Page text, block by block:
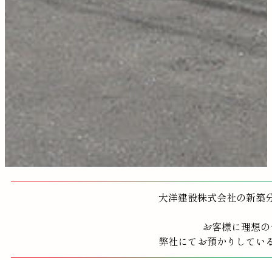
大洋建設株式会社の新築
お客様に理想
弊社にてお預かりしてい